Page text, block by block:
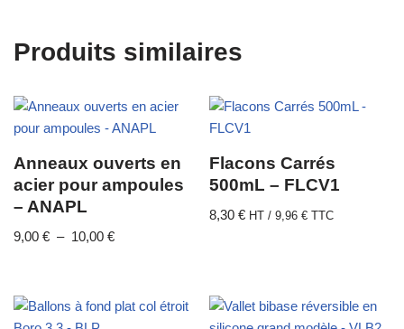
Produits similaires
Anneaux ouverts en
acier pour ampoules
– ANAPL
9,00 € – 10,00 €
Flacons Carrés
500mL – FLCV1
8,30€ HT /9,96€ TTC